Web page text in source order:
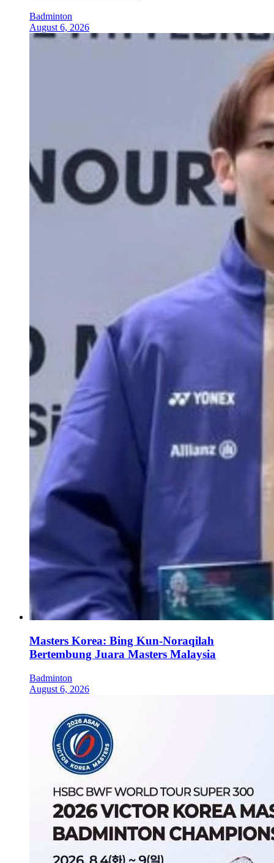
Badminton
August 6, 2026
Masters Korea: Bing Kun-Noraqilah
Bertembung Juara Masters Malaysia
Badminton
August 6, 2026